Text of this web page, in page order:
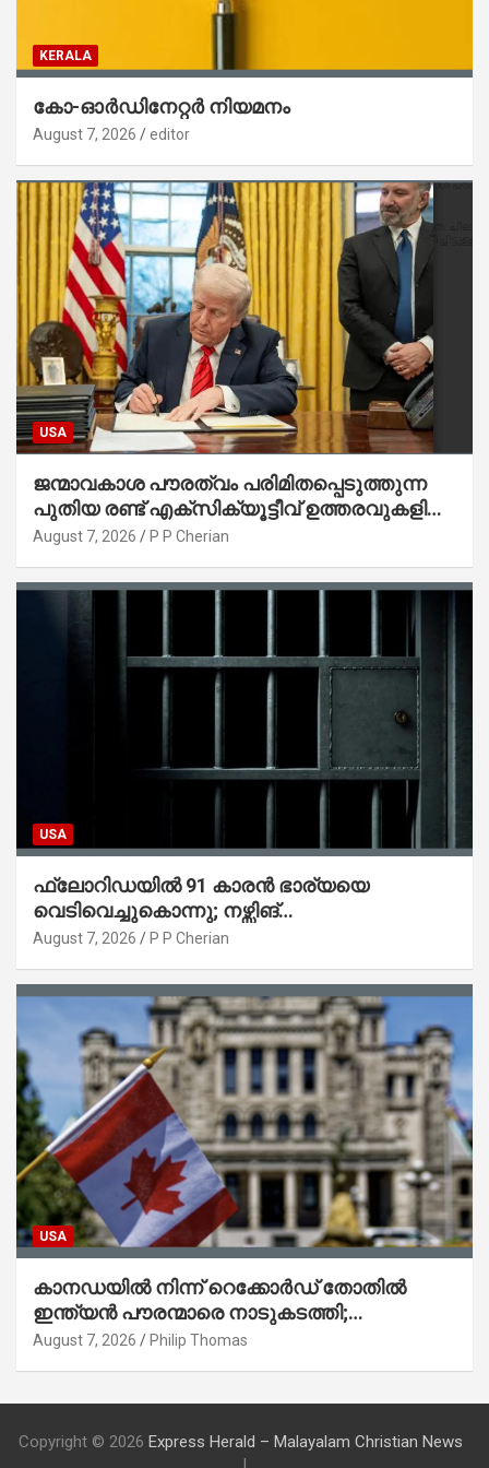
KERALA
കോ-ഓർഡിനേറ്റർ നിയമനം
August 7, 2026 editor
USA
ജന്മാവകാശ പൗരത്വം പരിമിതപ്പെടുത്തുന്ന
പുതിയ രണ്ട് എക്സിക്യൂട്ടീവ് ഉത്തരവുകളിൽ
ട്രംപ് ഒപ്പുവെച്ചു
August 7, 2026 P P Cherian
USA
ഫ്ലോറിഡയിൽ 91 കാരൻ ഭാര്യയെ
വെടിവെച്ചുകൊന്നു; നഴ്സിങ്
ഹോമിലാക്കില്ലെന്ന് നൽകിയ വാഗ്ദാനം
August 7, 2026 P P Cherian
USA
കാനഡയിൽ നിന്ന് റെക്കോർഡ് തോതിൽ
ഇന്ത്യൻ പൗരന്മാരെ നാടുകടത്തി;
ആറുമാസത്തിനിടെ 3,323 പേർ
August 7, 2026 Philip Thomas
Copyright © 2026 Express Herald – Malayalam Christian News